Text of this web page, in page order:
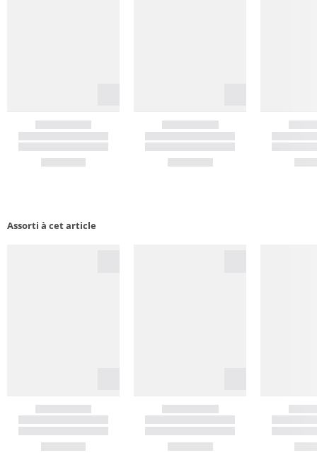
Assorti à cet article